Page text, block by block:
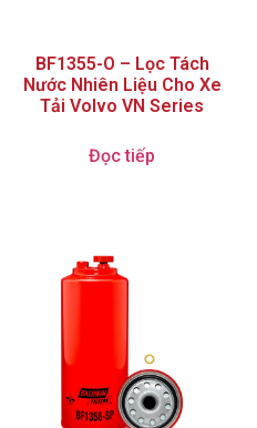
BF1355-O – Lọc Tách
Nước Nhiên Liệu Cho Xe
Tải Volvo VN Series
Đọc tiếp